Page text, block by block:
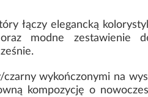
łączy elegancką
modne zestawienie
wykończonymi na
kompozycję o